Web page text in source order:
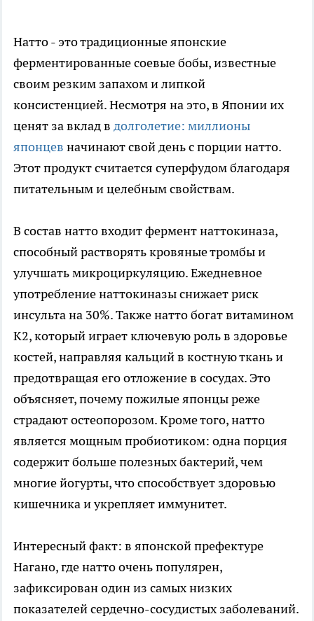
Натто - это традиционные японские
ферментированные соевые бобы, известные
своим резким запахом и липкой
консистенцией. Несмотря на это, в Японии их
ценят за вклад в долголетие: миллионы
японцев начинают свой день с порции натто.
Этот продукт считается суперфудом благодаря
питательным и целебным свойствам.
В состав натто входит фермент наттокиназа,
способный растворять кровяные тромбы и
улучшать микроциркуляцию. Ежедневное
употребление наттокиназы снижает риск
инсульта на 30%. Также натто богат витамином
K2, который играет ключевую роль в здоровье
костей, направляя кальций в костную ткань и
предотвращая его отложение в сосудах. Это
объясняет, почему пожилые японцы реже
страдают остеопорозом. Кроме того, натто
является мощным пробиотиком: одна порция
содержит больше полезных бактерий, чем
многие йогурты, что способствует здоровью
кишечника и укрепляет иммунитет.
Интересный факт: в японской префектуре
Нагано, где натто очень популярен,
зафиксирован один из самых низких
показателей сердечно-сосудистых заболеваний.